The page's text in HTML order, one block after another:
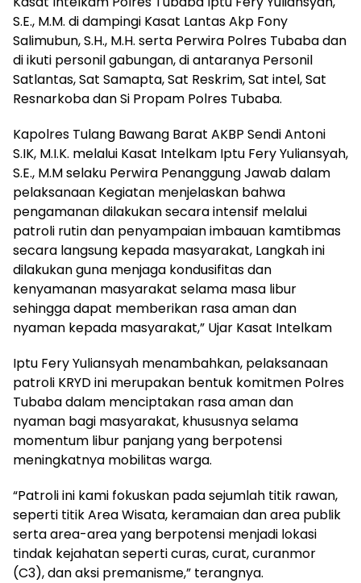
S.E., M.M. di dampingi Kasat Lantas Akp Fony
Salimubun, S.H., M.H. serta Perwira Polres Tubaba dan
di ikuti personil gabungan, di antaranya Personil
Satlantas, Sat Samapta, Sat Reskrim, Sat intel, Sat
Resnarkoba dan Si Propam Polres Tubaba.
Kapolres Tulang Bawang Barat AKBP Sendi Antoni
S.IK, M.I.K. melalui Kasat Intelkam Iptu Fery Yuliansyah,
S.E., M.M selaku Perwira Penanggung Jawab dalam
pelaksanaan Kegiatan menjelaskan bahwa
pengamanan dilakukan secara intensif melalui
patroli rutin dan penyampaian imbauan kamtibmas
secara langsung kepada masyarakat, Langkah ini
dilakukan guna menjaga kondusifitas dan
kenyamanan masyarakat selama masa libur
sehingga dapat memberikan rasa aman dan
nyaman kepada masyarakat,” Ujar Kasat Intelkam
Iptu Fery Yuliansyah menambahkan, pelaksanaan
patroli KRYD ini merupakan bentuk komitmen Polres
Tubaba dalam menciptakan rasa aman dan
nyaman bagi masyarakat, khususnya selama
momentum libur panjang yang berpotensi
meningkatnya mobilitas warga.
“Patroli ini kami fokuskan pada sejumlah titik rawan,
seperti titik Area Wisata, keramaian dan area publik
serta area-area yang berpotensi menjadi lokasi
tindak kejahatan seperti curas, curat, curanmor
(C3), dan aksi premanisme,” terangnya.